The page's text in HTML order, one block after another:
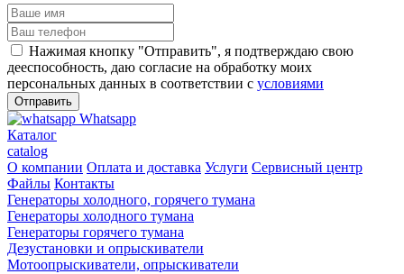
Нажимая кнопку "Отправить", я подтверждаю свою
дееспособность, даю согласие на обработку моих
персональных данных в соответствии с условиями
Whatsapp
Каталог
catalog
О компании Оплата и доставка Услуги Сервисный центр
Файлы Контакты
Генераторы холодного, горячего тумана
Генераторы холодного тумана
Генераторы горячего тумана
Дезустановки и опрыскиватели
Мотоопрыскиватели, опрыскиватели